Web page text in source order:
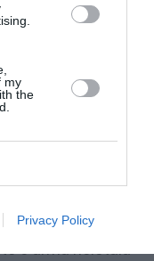
my
the
Privacy Policy
o veste
de la momentul
interne”, scrie
de drepturile